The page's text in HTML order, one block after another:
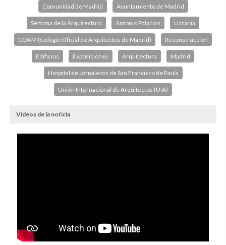
Comunidad de Madrid Ayuntamiento de Madrid
Semana de la Arquitectura Antonio Palacios Ucrania
COAM (Colegio Oficial de Arquitectos de Madrid) Reconstrucción
Edificios Exposiciones Arquitectura Madrid
Hospital de Jornaleros de San Francisco de Paula
Unión Internacional de Arquitectos (UIA)
Videos de la noticia